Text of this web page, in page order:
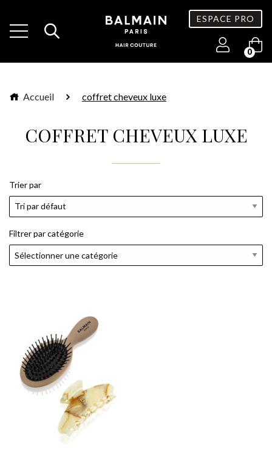
ESPACE PRO
0
Accueil coffret cheveux luxe
COFFRET CHEVEUX LUXE
Trier par
Filtrer par catégorie